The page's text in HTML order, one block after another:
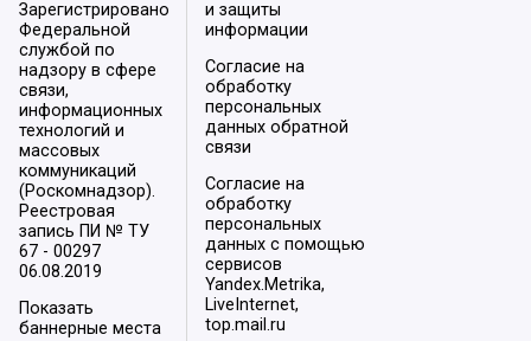
Зарегистрировано
Федеральной
службой по
надзору в сфере
связи,
информационных
технологий и
массовых
коммуникаций
(Роскомнадзор).
Реестровая
запись ПИ № ТУ
67 - 00297
06.08.2019
Показать
баннерные места
и защиты
информации
Согласие на
обработку
персональных
данных обратной
связи
Согласие на
обработку
персональных
данных с помощью
сервисов
Yandex.Metrika,
LiveInternet,
top.mail.ru